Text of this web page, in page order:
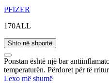
PFIZER
170ALL
Shto në shportë
Ponstan është një bar
temperaturën. Përdoret për të
Lexo më shumë